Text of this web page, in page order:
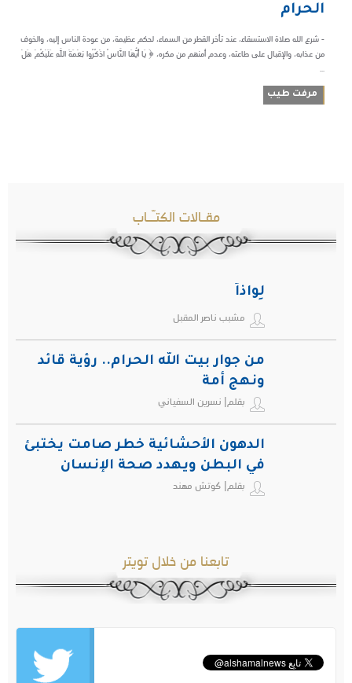
الحرام
- شرع الله صلاة الاستسقاء، عند تأخر القطر من السماء، لحكم عظيمة، من عودة الناس إليه، والخوف
من عذابه، والإقبال على طاعته، وعدم أمنهم من مكره، ﴿ يَا أَيُّهَا النَّاسُ اذْكُرُوا نِعْمَةَ اللَّهِ عَلَيْكُمْ هَلْ
...
مرفت طيب
مقـالات الكتـّـاب
لِواذاً
مشبب ناصر المقبل
من جوار بيت الله الحرام.. رؤية قائد
ونهج أمة
بقلم| نسرين السفياني
الدهون الأحشائية خطر صامت يختبئ
في البطن ويهدد صحة الإنسان
بقلم| كوتش مهند
تابعنا من خلال تويتر